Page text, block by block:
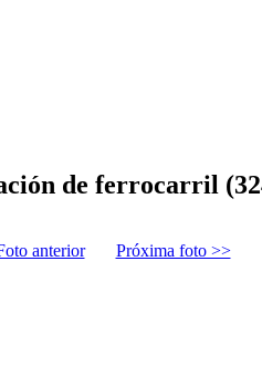
de ferrocarril
anterior Próxima foto >>